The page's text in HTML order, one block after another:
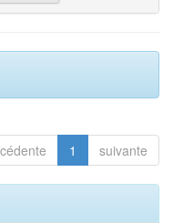
1 suivante